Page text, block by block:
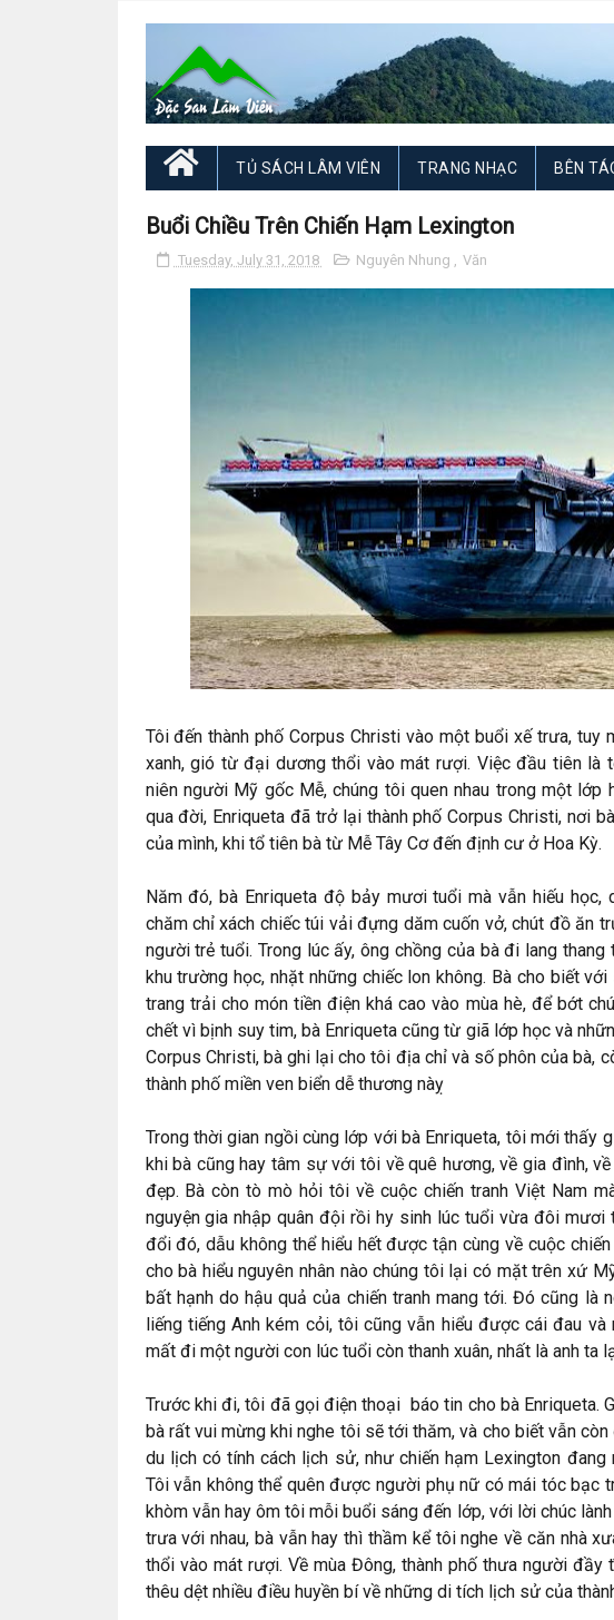
TỦ SÁCH LÂM VIÊN TRANG NHẠC BÊN
Buổi Chiều Trên Chiến Hạm Lexington
Tuesday, July 31, 2018 Nguyên Nhung , Văn
Tôi đến thành phố Corpus Christi vào một buổi xế trưa, tuy
xanh, gió từ đại dương thổi vào mát rượi. Việc đầu tiên là
niên người Mỹ gốc Mễ, chúng tôi quen nhau trong một lớp
qua đời, Enriqueta đã trở lại thành phố Corpus Christi, nơi
của mình, khi tổ tiên bà từ Mễ Tây Cơ đến định cư ở Hoa Kỳ.
Năm đó, bà Enriqueta độ bảy mươi tuổi mà vẫn hiếu
chăm chỉ xách chiếc túi vải đựng dăm cuốn vở, chút đồ ăn
người trẻ tuổi. Trong lúc ấy, ông chồng của bà đi lang
khu trường học, nhặt những chiếc lon không. Bà cho biết
trang trải cho món tiền điện khá cao vào mùa hè, để bớt
chết vì bịnh suy tim, bà Enriqueta cũng từ giã lớp học và
Corpus Christi, bà ghi lại cho tôi địa chỉ và số phôn của bà,
thành phố miền ven biển dễ thương nàỵ
Trong thời gian ngồi cùng lớp với bà Enriqueta, tôi mới thấy
khi bà cũng hay tâm sự với tôi về quê hương, về gia đình,
đẹp. Bà còn tò mò hỏi tôi về cuộc chiến tranh Việt Nam
nguyện gia nhập quân đội rồi hy sinh lúc tuổi vừa đôi mươi
đổi đó, dẫu không thể hiểu hết được tận cùng về cuộc
cho bà hiểu nguyên nhân nào chúng tôi lại có mặt trên xứ
bất hạnh do hậu quả của chiến tranh mang tới. Đó cũng là
liếng tiếng Anh kém cỏi, tôi cũng vẫn hiểu được cái đau
mất đi một người con lúc tuổi còn thanh xuân, nhất là anh ta
Trước khi đi, tôi đã gọi điện thoại báo tin cho bà Enriqueta.
bà rất vui mừng khi nghe tôi sẽ tới thăm, và cho biết vẫn
du lịch có tính cách lịch sử, như chiến hạm Lexington
Tôi vẫn không thể quên được người phụ nữ có mái tóc bạc
khòm vẫn hay ôm tôi mỗi buổi sáng đến lớp, với lời chúc
trưa với nhau, bà vẫn hay thì thầm kể tôi nghe về căn nhà
thổi vào mát rượi. Về mùa Đông, thành phố thưa người đầy
thêu dệt nhiều điều huyền bí về những di tích lịch sử của